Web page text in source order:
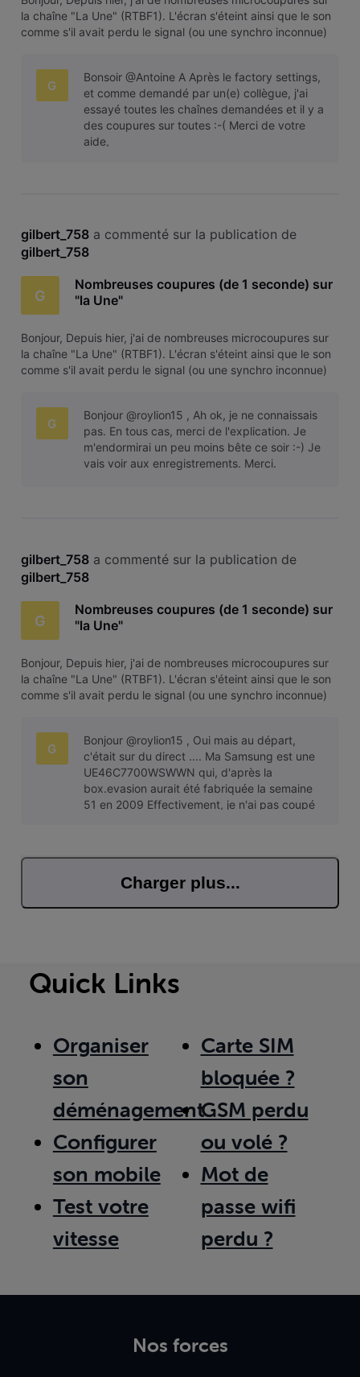
la chaîne "La Une" (RTBF1). L'écran s'éteint ainsi que le son
comme s'il avait perdu le signal (ou une synchro inconnue)
G
Bonsoir @Antoine A Après le factory settings,
et comme demandé par un(e) collègue, j'ai
essayé toutes les chaînes demandées et il y a
des coupures sur toutes :-( Merci de votre
aide,
gilbert_758 a commenté sur la publication de
gilbert_758
G
Nombreuses coupures (de 1 seconde) sur
"la Une"
Bonjour, Depuis hier, j'ai de nombreuses microcoupures sur
la chaîne "La Une" (RTBF1). L'écran s'éteint ainsi que le son
comme s'il avait perdu le signal (ou une synchro inconnue)
G
Bonjour @roylion15 , Ah ok, je ne connaissais
pas. En tous cas, merci de l'explication. Je
m'endormirai un peu moins bête ce soir :-) Je
vais voir aux enregistrements. Merci.
gilbert_758 a commenté sur la publication de
gilbert_758
G
Nombreuses coupures (de 1 seconde) sur
"la Une"
Bonjour, Depuis hier, j'ai de nombreuses microcoupures sur
la chaîne "La Une" (RTBF1). L'écran s'éteint ainsi que le son
comme s'il avait perdu le signal (ou une synchro inconnue)
G
Bonjour @roylion15 , Oui mais au départ,
c'était sur du direct .... Ma Samsung est une
UE46C7700WSWWN qui, d'après la
box.evasion aurait été fabriquée la semaine
51 en 2009 Effectivement, je n'ai pas coupé
Charger plus...
Quick Links
Organiser
son
déménagement
Configurer
son mobile
Test votre
vitesse
Carte SIM
bloquée ?
GSM perdu
ou volé ?
Mot de
passe wifi
perdu ?
Nos forces